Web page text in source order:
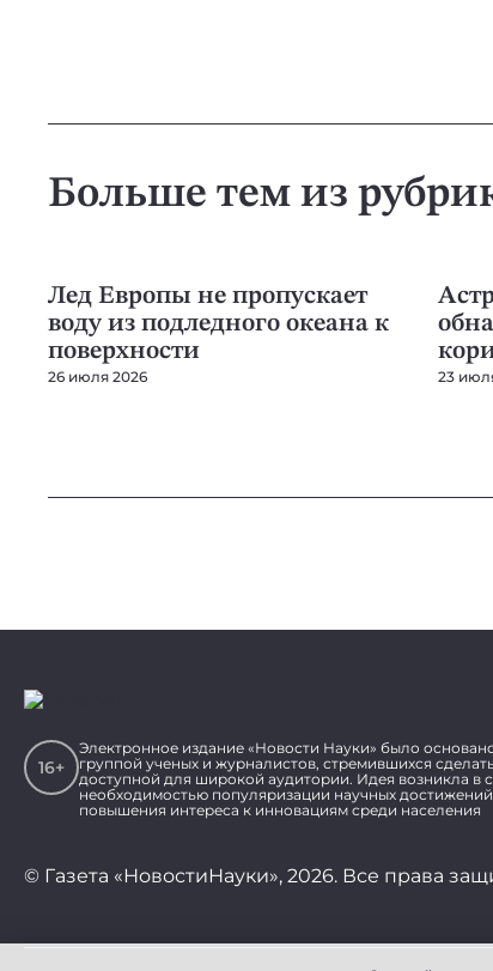
Больше тем из
Лед Европы не пропускает
воду из подледного океана к
поверхности
26 июля 2026 23
16+
Электронное издание «Новости Науки» было
группой ученых и журналистов, стремившихся
доступной для широкой аудитории. Идея возникла в
необходимостью популяризации научных
повышения интереса к инновациям среди населения
© Газета «НовостиНауки», 2026. Все права